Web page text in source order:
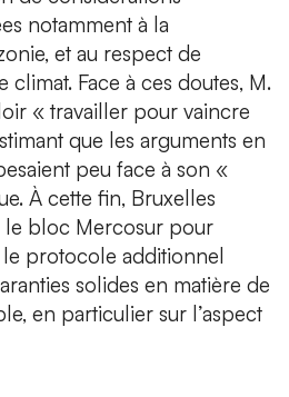
notamment à la
et au respect de
climat. Face à ces doutes, M.
« travailler pour vaincre
que les arguments en
peu face à son «
À cette fin, Bruxelles
le bloc Mercosur pour
protocole additionnel
solides en matière de
en particulier sur l’aspect